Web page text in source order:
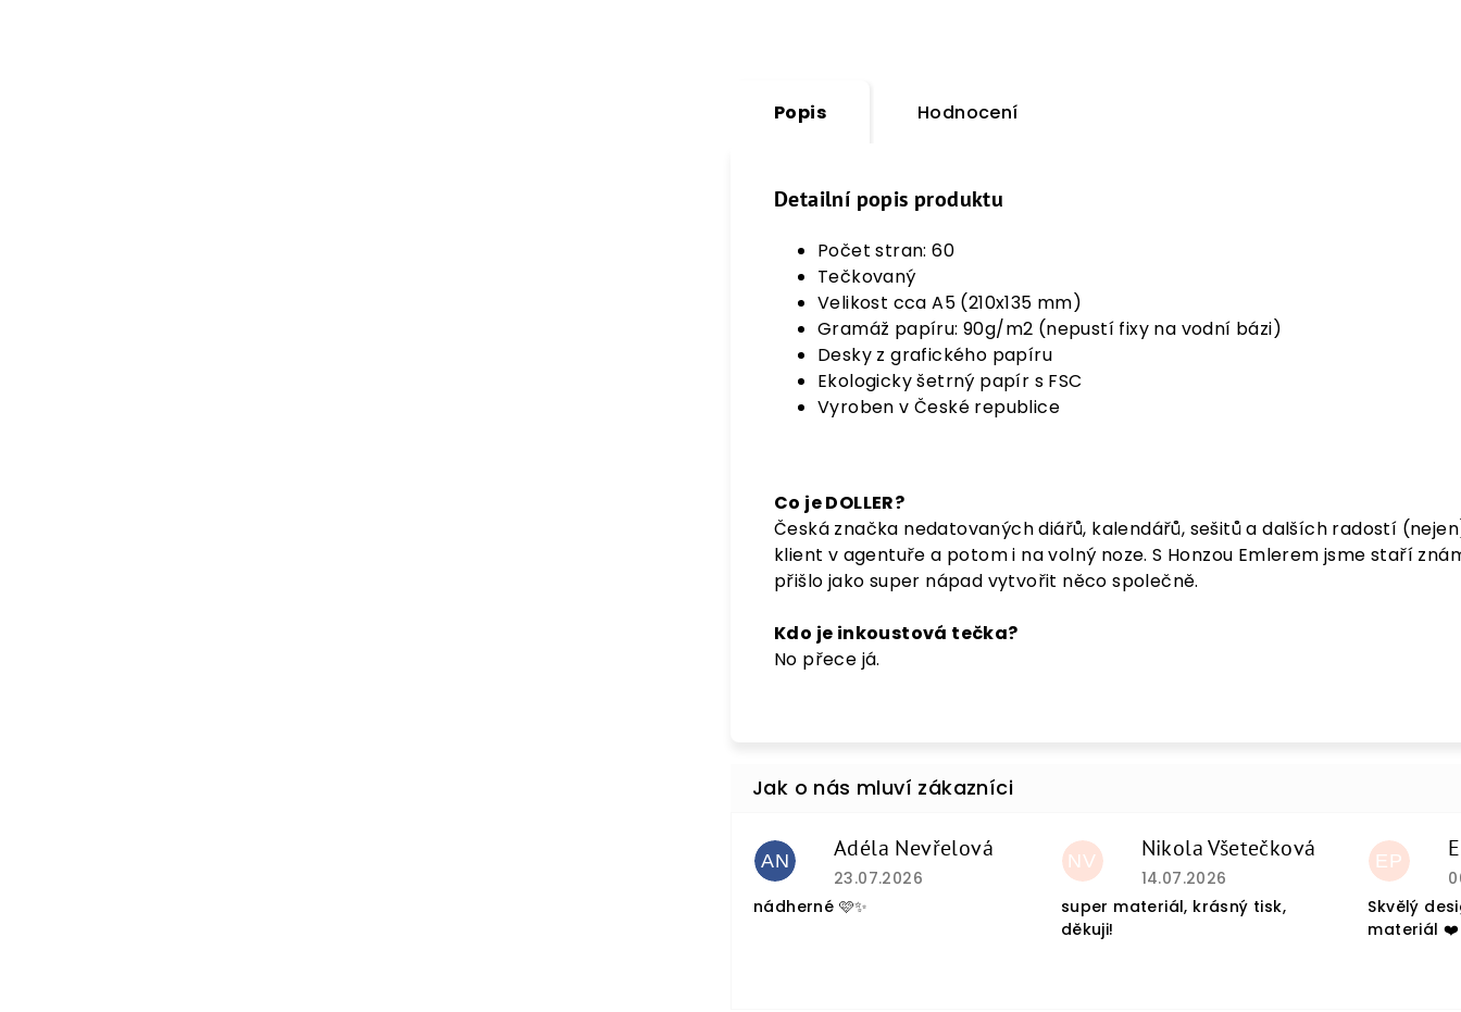
Popis Hodnocení
Detailní popis produktu
Počet stran: 60
Tečkovaný
Velikost cca A5 (210x135 mm)
Gramáž papíru: 90g/m2 (nepustí fixy na vodní bázi)
Desky z grafického papíru
Ekologicky šetrný papír s FSC
Vyroben v České republice
Co je DOLLER?
Česká značka nedatovaných diářů, kalendářů, sešitů a dalších radostí
klient v agentuře a potom i na volný noze. S Honzou Emlerem jsme staří
přišlo jako super nápad vytvořit něco společně.
Kdo je inkoustová tečka?
No přece já.
AN Adéla Nevřelová
Hodnocení obchodu je 5 z 5 hvězdiček.
23.07.2026
nádherné 🩷✨
NV Nikola Všetečková
Hodnocení obchodu je 5 z 5
14.07.2026
super materiál, krásný tisk,
děkuji!
EP
Skvělý
materiál ❤️